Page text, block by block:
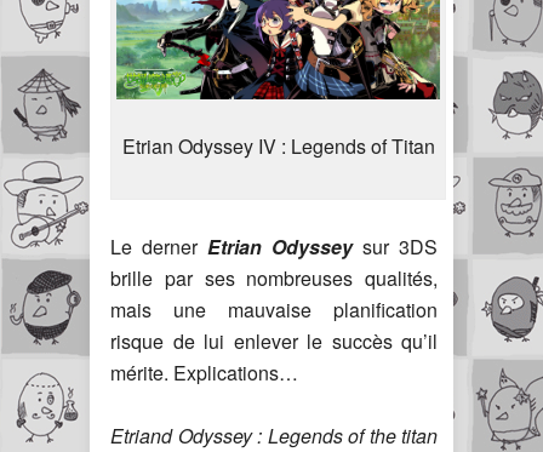
Etrian Odyssey IV : Legends of Titan
Le derner Etrian Odysseysur 3DS
brille par ses nombreuses qualités,
mais une mauvaise planification
risque de lui enlever le succès qu’il
mérite. Explications…
Etriand Odyssey : Legends of the titan